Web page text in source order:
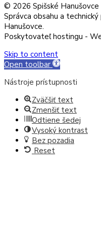
© 2026 Spišské Hanušovce
Správca obsahu a
Hanušovce.
Poskytovateľ hostingu -
Skip to content
Open toolbar
Nástroje prístupnosti
Zväčšiť text
Zmenšiť text
Odtiene šedej
Vysoký kontrast
Bez pozadia
Reset